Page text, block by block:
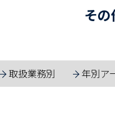
そ
取扱業務別 年別ア